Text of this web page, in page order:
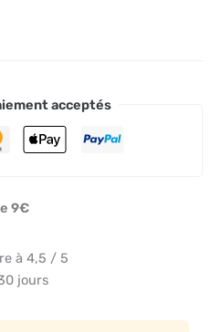
acceptés
9€
à 4,5 / 5
jours